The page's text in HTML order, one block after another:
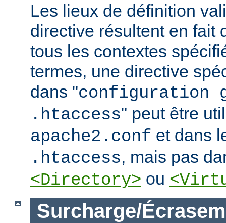
Les lieux de définition
directive résultent en fait
tous les contextes
termes, une directive
dans "configuration
.htaccess" peut être
apache2.conf et dans
.htaccess, mais pas
<Directory> ou
Surcharge/